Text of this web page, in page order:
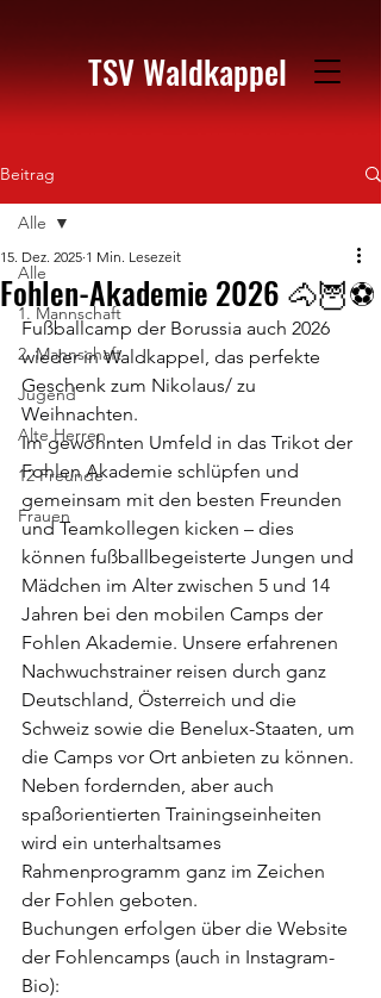
TSV Waldkappel
Beitrag
Alle
1. Mannschaft
2. Mannschaft
Jugend
Alte Herren
12 Freunde
Frauen
Alle
Fohlen-Akademie 2026 🐴🦉⚽️
15. Dez. 2025 1 Min. Lesezeit
Fußballcamp der Borussia auch 2026
wieder in Waldkappel, das perfekte
Geschenk zum Nikolaus/ zu
Weihnachten.
Im gewohnten Umfeld in das Trikot der
Fohlen Akademie schlüpfen und
gemeinsam mit den besten Freunden
und Teamkollegen kicken – dies
können fußballbegeisterte Jungen und
Mädchen im Alter zwischen 5 und 14
Jahren bei den mobilen Camps der
Fohlen Akademie. Unsere erfahrenen
Nachwuchstrainer reisen durch ganz
Deutschland, Österreich und die
Schweiz sowie die Benelux-Staaten, um
die Camps vor Ort anbieten zu können.
Neben fordernden, aber auch
spaßorientierten Trainingseinheiten
wird ein unterhaltsames
Rahmenprogramm ganz im Zeichen
der Fohlen geboten.
Buchungen erfolgen über die Website
der Fohlencamps (auch in Instagram-
Bio):